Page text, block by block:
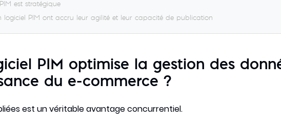
est stratégique
logiciel PIM ont accru leur agilité et leur capacité de publication
PIM optimise la gestion des
du e-commerce ?
est un véritable avantage concurrentiel.